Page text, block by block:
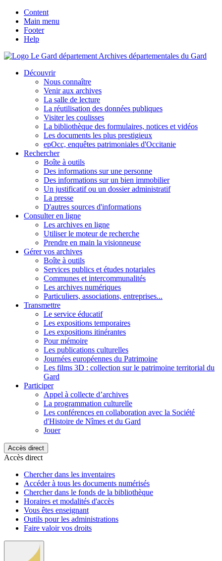
Content
Main menu
Footer
Help
Archives départementales du Gard
Découvrir
Nous connaître
Venir aux archives
La salle de lecture
La réutilisation des données publiques
Visiter les coulisses
La bibliothèque des formulaires, notices et vidéos
Les documents les plus prestigieux
epOcc, enquêtes patrimoniales d'Occitanie
Rechercher
Boîte à outils
Des informations sur une personne
Des informations sur un bien immobilier
Un justificatif ou un dossier administratif
La presse
D'autres sources d'informations
Consulter en ligne
Les archives en ligne
Utiliser le moteur de recherche
Prendre en main la visionneuse
Gérer vos archives
Boîte à outils
Services publics et études notariales
Communes et intercommunalités
Les archives numériques
Particuliers, associations, entreprises...
Transmettre
Le service éducatif
Les expositions temporaires
Les expositions itinérantes
Pour mémoire
Les publications culturelles
Journées européennes du Patrimoine
Les films 3D : collection sur le patrimoine territorial du
Gard
Participer
Appel à collecte d’archives
La programmation culturelle
Les conférences en collaboration avec la Société
d'Histoire de Nîmes et du Gard
Jouer
Accès direct
Accès direct
Chercher dans les inventaires
Accéder à tous les documents numérisés
Chercher dans le fonds de la bibliothèque
Horaires et modalités d'accès
Vous êtes enseignant
Outils pour les administrations
Faire valoir vos droits